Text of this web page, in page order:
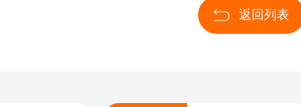
返回列表